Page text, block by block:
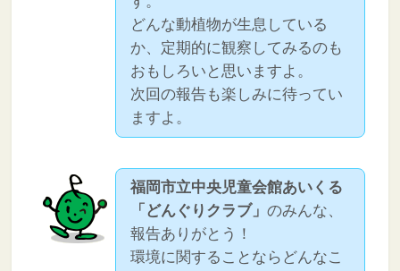
どんな動植物が生息している
か、定期的に観察してみるのも
おもしろいと思いますよ。
次回の報告も楽しみに待ってい
ますよ。
福岡市立中央児童会館あいくる
「どんぐりクラブ」のみんな、
報告ありがとう！
環境に関することならどんなこ